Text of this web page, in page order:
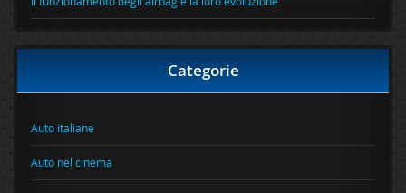
Categorie
Auto italiane
Auto nel cinema